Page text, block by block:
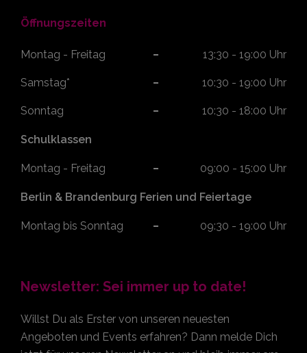
Öffnungszeiten
Montag - Freitag 13:30 - 19:00 Uhr
Samstag* 10:30 - 19:00 Uhr
Sonntag 10:30 - 18:00 Uhr
Schulklassen
Montag - Freitag 09:00 - 15:00 Uhr
Berlin & Brandenburg Ferien und Feiertage
Montag bis Sonntag 09:30 - 19:00 Uhr
Newsletter: Sei immer up to date!
Willst Du als Erster von unseren neuesten
Angeboten und Events erfahren? Dann melde Dich